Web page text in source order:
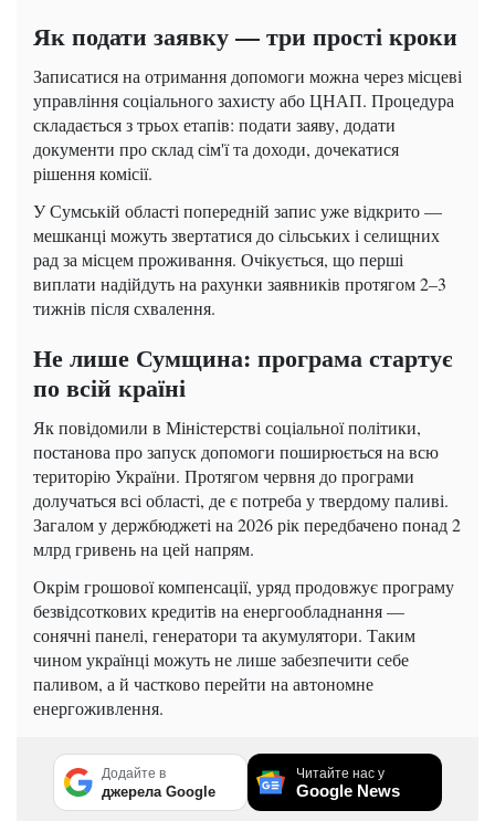
Як подати заявку — три прості кроки
Записатися на отримання допомоги можна через місцеві
управління соціального захисту або ЦНАП. Процедура
складається з трьох етапів: подати заяву, додати
документи про склад сім'ї та доходи, дочекатися
рішення комісії.
У Сумській області попередній запис уже відкрито —
мешканці можуть звертатися до сільських і селищних
рад за місцем проживання. Очікується, що перші
виплати надійдуть на рахунки заявників протягом 2–3
тижнів після схвалення.
Не лише Сумщина: програма стартує
по всій країні
Як повідомили в Міністерстві соціальної політики,
постанова про запуск допомоги поширюється на всю
територію України. Протягом червня до програми
долучаться всі області, де є потреба у твердому паливі.
Загалом у держбюджеті на 2026 рік передбачено понад 2
млрд гривень на цей напрям.
Окрім грошової компенсації, уряд продовжує програму
безвідсоткових кредитів на енергообладнання —
сонячні панелі, генератори та акумулятори. Таким
чином українці можуть не лише забезпечити себе
паливом, а й частково перейти на автономне
енергоживлення.
Додайте в
джерела Google
Читайте нас у
Google News